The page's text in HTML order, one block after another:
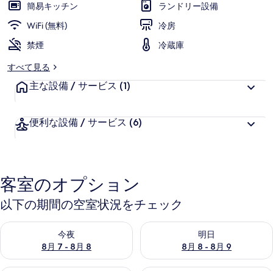
簡易キッチン
ランドリー設備
WiFi (無料)
冷房
禁煙
冷蔵庫
すべて見る
主な設備 / サービス (1)
便利な設備 / サービス (6)
客室のオプション
以下の期間の空室状況をチェック
今夜
8月 7 - 8月 8
今夜 8月 7 - 8月 8 の空室状況をチェック
明日
8月 8 - 8月 9
明日 8月 8 - 8月 9 の空室状況